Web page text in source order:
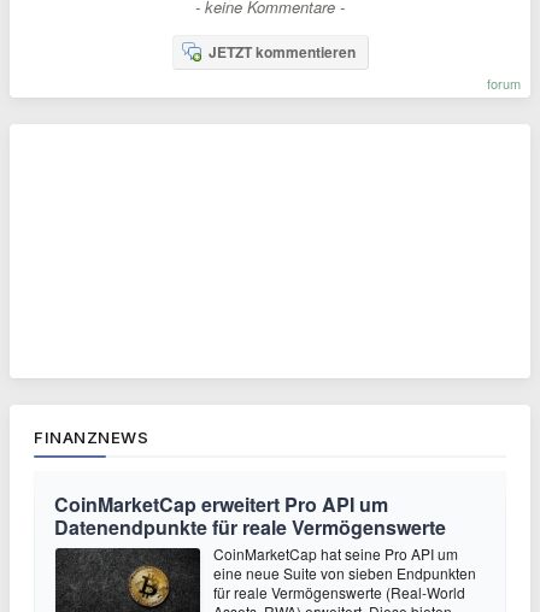
- keine Kommentare -
JETZT kommentieren
forum
FINANZNEWS
CoinMarketCap erweitert Pro API um
Datenendpunkte für reale Vermögenswerte
CoinMarketCap hat seine Pro API um
eine neue Suite von sieben Endpunkten
für reale Vermögenswerte (Real-World